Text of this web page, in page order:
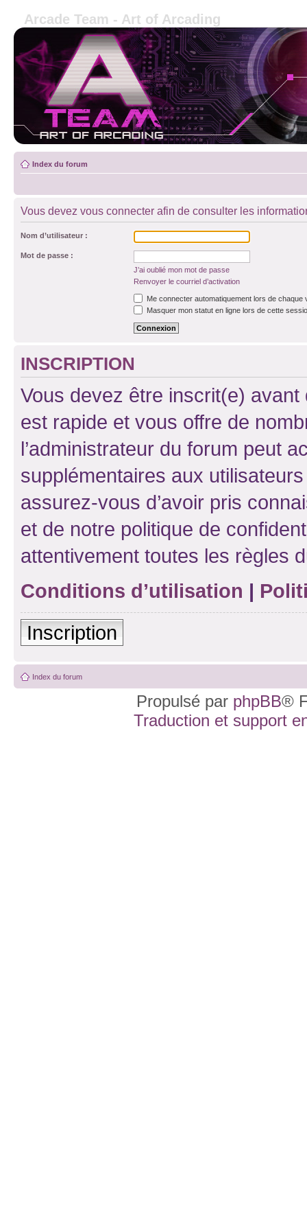
Arcade Team - Art of Arcading
Index du forum
Vous devez vous connecter afin de consulter les
Nom d’utilisateur :
Mot de passe :
J’ai oublié mon mot de passe
Renvoyer le courriel d’activation
Me connecter automatiquement lors de chaque
Masquer mon statut en ligne lors de cette
INSCRIPTION
Vous devez être inscrit(e) avant
est rapide et vous offre de
l’administrateur du forum peut
supplémentaires aux
assurez-vous d’avoir pris
et de notre politique de
attentivement toutes les règles
Conditions d’utilisation |
Inscription
Index du forum
Propulsé par phpBB®
Traduction et support